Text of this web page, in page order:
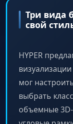
Три вида
свой
HYPER
мог
выбрать
объемные